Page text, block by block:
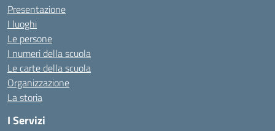
Presentazione
I luoghi
Le persone
I numeri della scuola
Le carte della scuola
Organizzazione
La storia
I Servizi